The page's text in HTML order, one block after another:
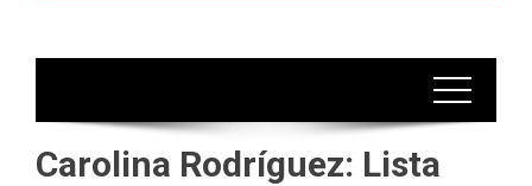
Carolina Rodríguez: Lista